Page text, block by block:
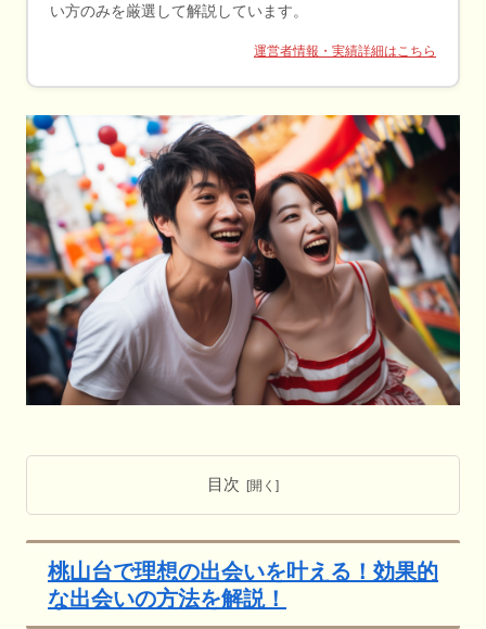
い方のみを厳選して解説しています。
運営者情報・実績詳細はこちら
目次
桃山台で理想の出会いを叶える！効果的
な出会いの方法を解説！